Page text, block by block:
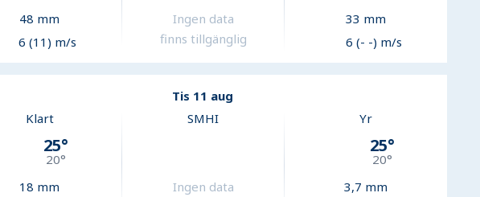
48 mm
6 (11) m/s
Ingen data
finns tillgänglig
33 mm
6 (- -) m/s
Tis 11 aug
Klart
25°
20°
18 mm
SMHI
Ingen data
Yr
25°
20°
3,7 mm